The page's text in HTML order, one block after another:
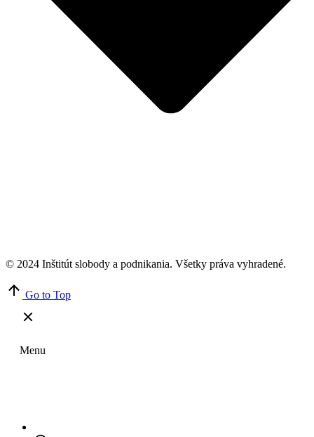
© 2024 Inštitút slobody a podnikania. Všetky práva vyhradené.
Go to Top
Menu